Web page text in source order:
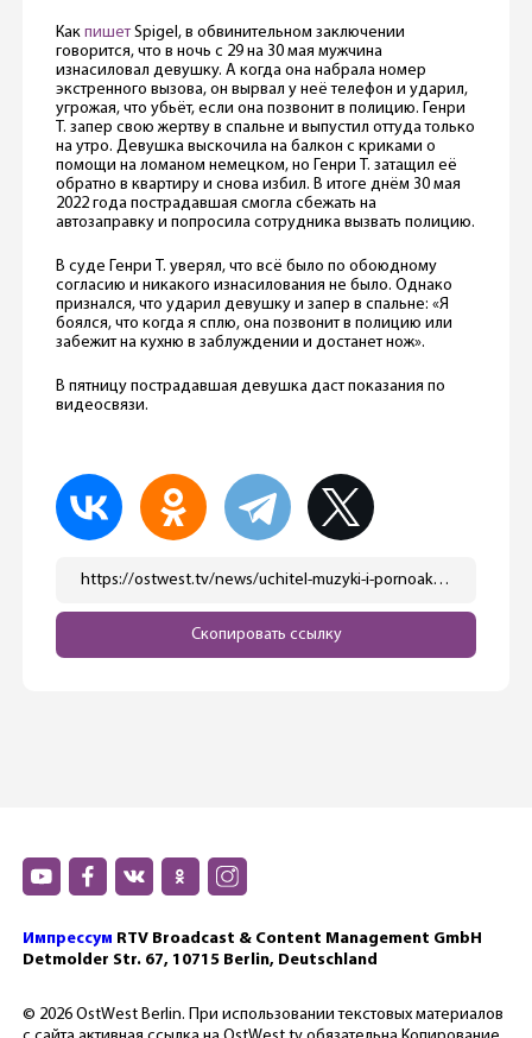
Как пишетSpigel, в обвинительном заключении
говорится, что в ночь с 29 на 30 мая мужчина
изнасиловал девушку. А когда она набрала номер
экстренного вызова, он вырвал у неё телефон и ударил,
угрожая, что убьёт, если она позвонит в полицию. Генри
Т. запер свою жертву в спальне и выпустил оттуда только
на утро. Девушка выскочила на балкон с криками о
помощи на ломаном немецком, но Генри Т. затащил её
обратно в квартиру и снова избил. В итоге днём 30 мая
2022 года пострадавшая смогла сбежать на
автозаправку и попросила сотрудника вызвать полицию.
В суде Генри Т. уверял, что всё было по обоюдному
согласию и никакого изнасилования не было. Однако
признался, что ударил девушку и запер в спальне: «Я
боялся, что когда я сплю, она позвонит в полицию или
забежит на кухню в заблуждении и достанет нож».
В пятницу пострадавшая девушка даст показания по
видеосвязи.
https://ostwest.tv/news/uchitel-muzyki-i-pornoaktjor-ljubitel-obvinyaetsya-v-iznasilovanii-ukrainskoj-bezhenki/
Скопировать ссылку
Импрессум RTV Broadcast & Content Management GmbH
Detmolder Str. 67, 10715 Berlin, Deutschland
© 2026 OstWest Berlin. При использовании текстовых материалов